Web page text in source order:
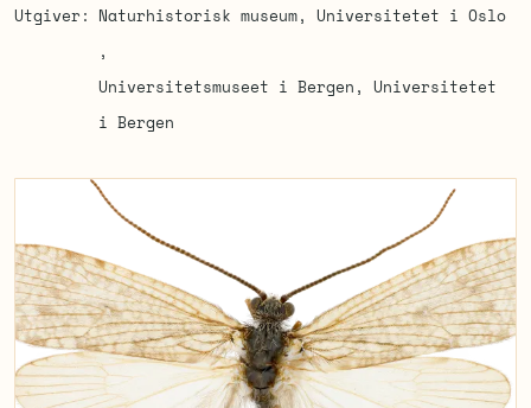
Utgiver
Naturhistorisk museum, Universitetet i Oslo
Universitetsmuseet i Bergen, Universitetet
i Bergen